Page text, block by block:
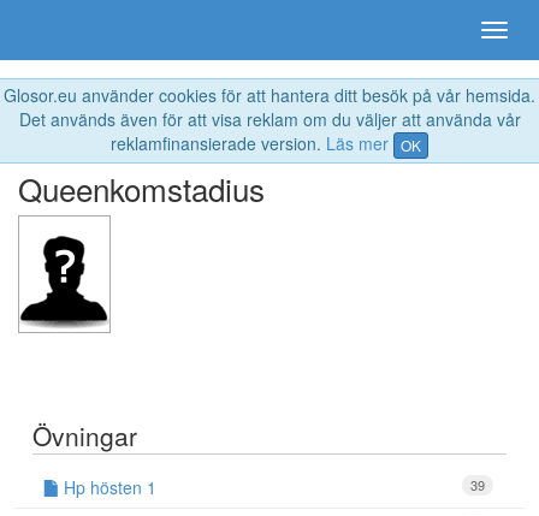
Glosor.eu använder cookies för att hantera ditt besök på vår hemsida.
Det används även för att visa reklam om du väljer att använda vår
reklamfinansierade version. Läs mer OK
Queenkomstadius
Övningar
39
Hp hösten 1